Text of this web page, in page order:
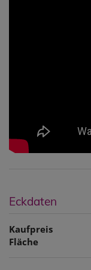
Eckdaten
Kaufpreis
Fläche